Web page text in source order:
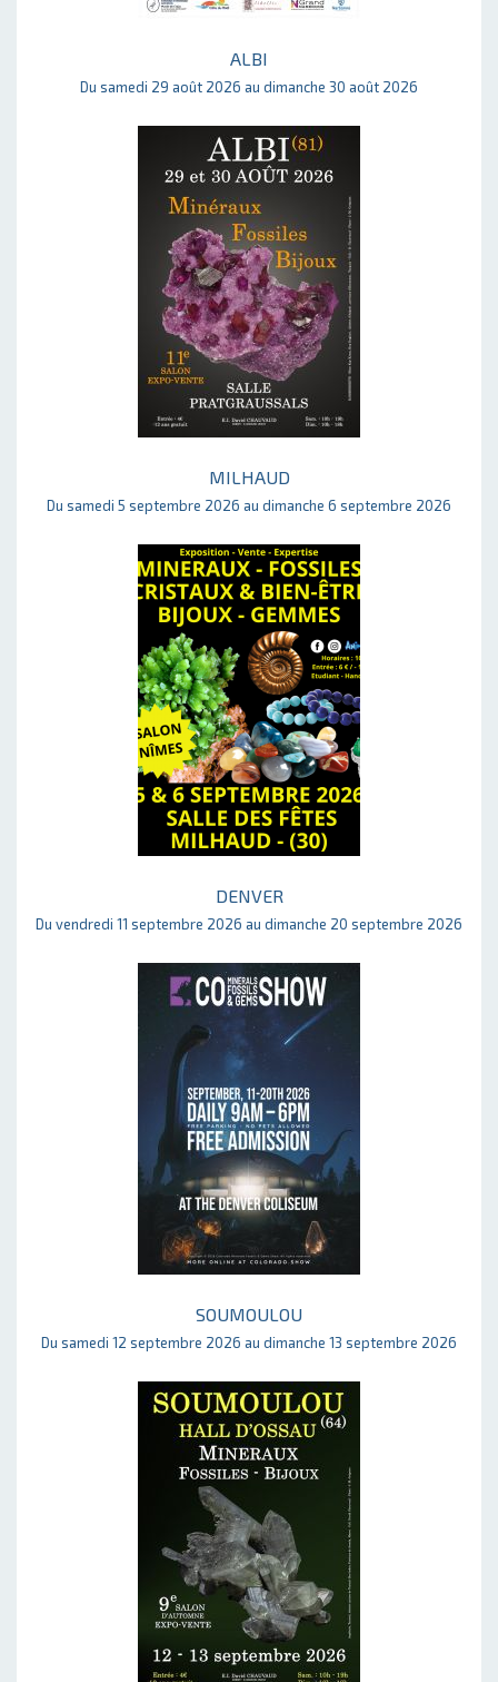
ALBI
Du samedi 29 août 2026 au dimanche 30 août 2026
MILHAUD
Du samedi 5 septembre 2026 au dimanche 6 septembre 2026
DENVER
Du vendredi 11 septembre 2026 au dimanche 20 septembre 2026
SOUMOULOU
Du samedi 12 septembre 2026 au dimanche 13 septembre 2026